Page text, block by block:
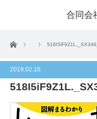
合同会
ホーム
2019.02.16